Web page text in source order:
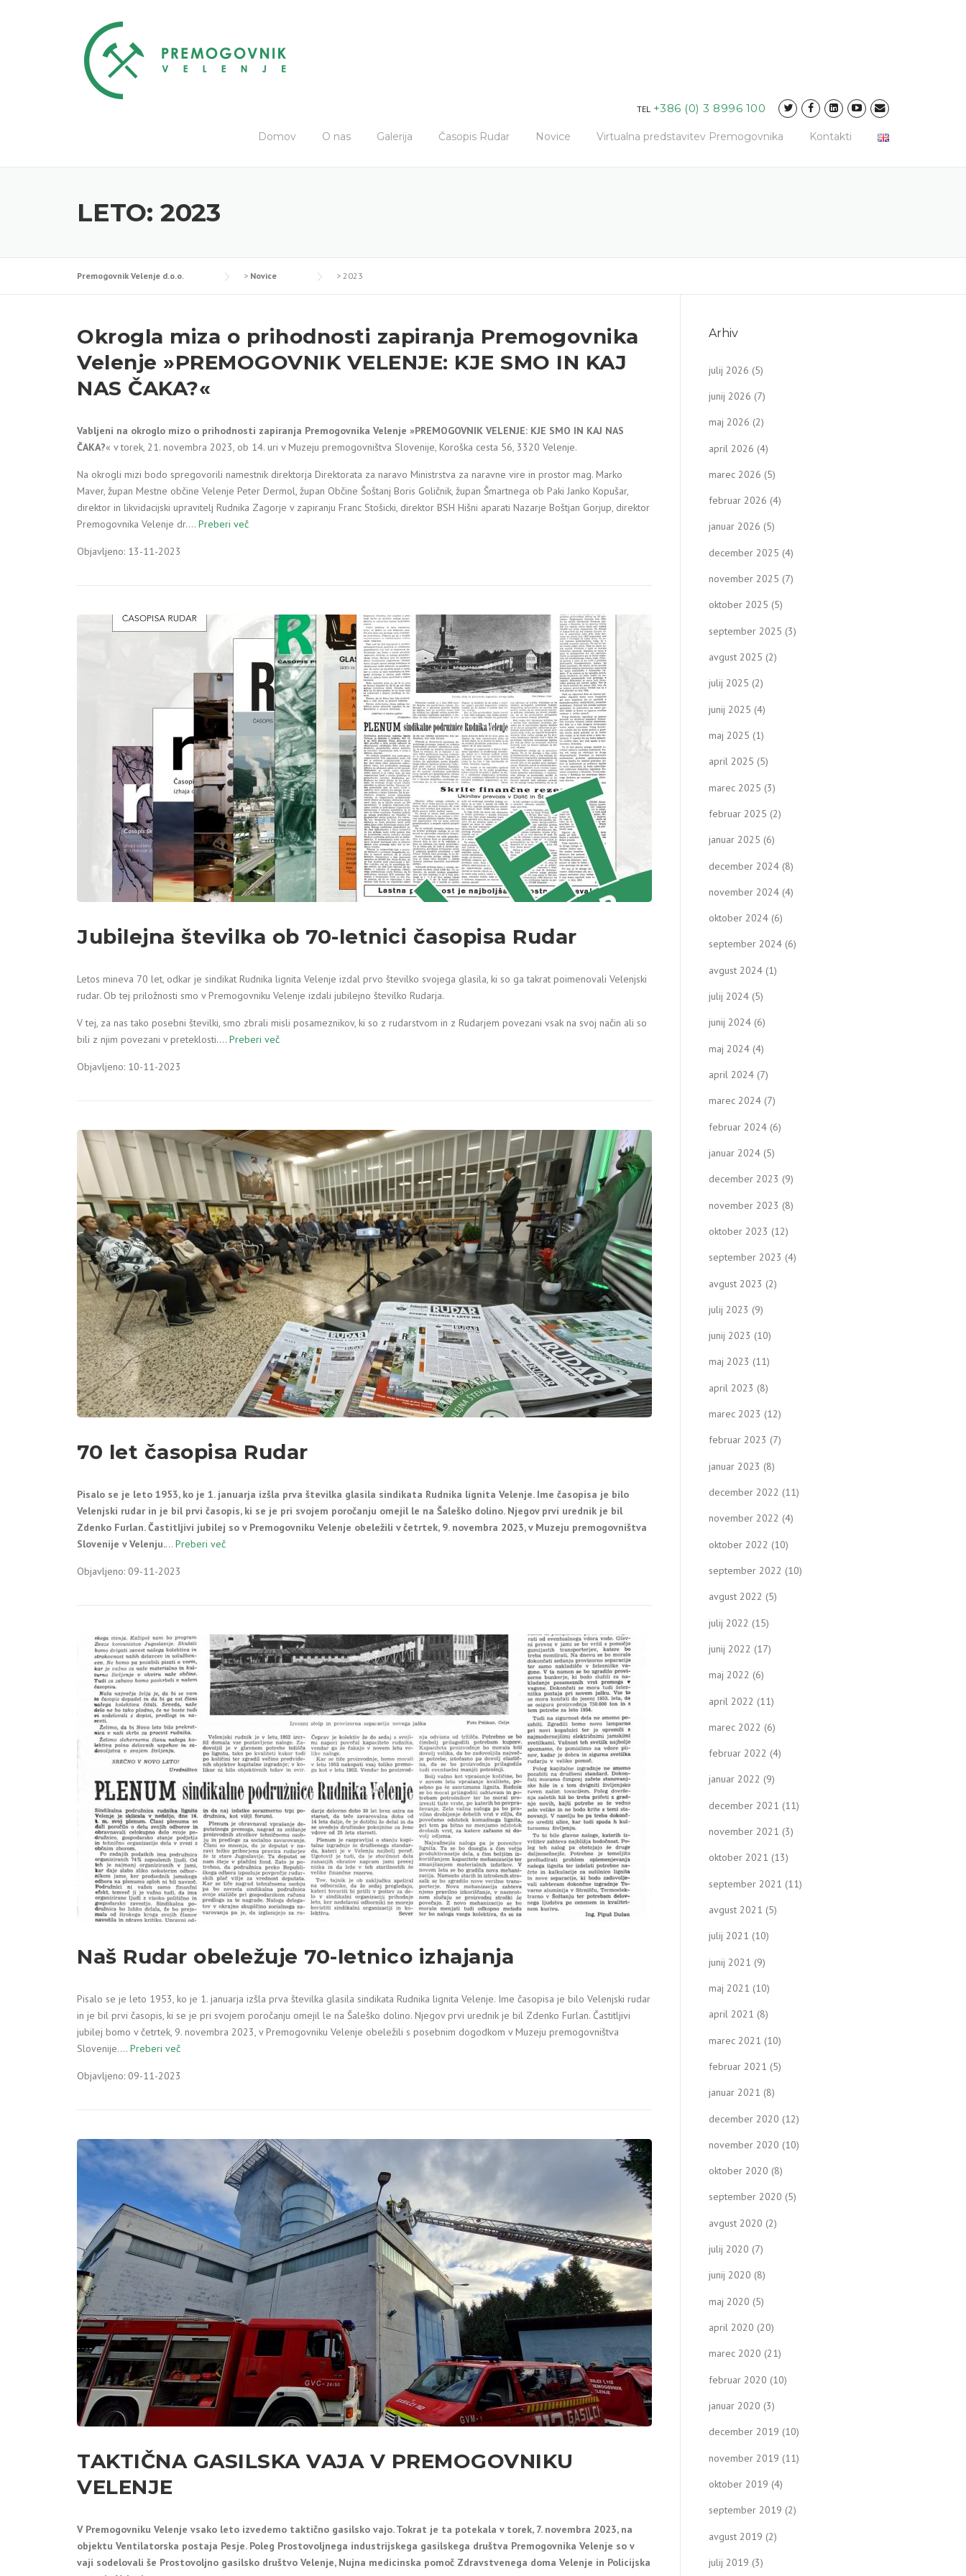
TEL +386 (0) 3 8996 100
Domov O nas Galerija Časopis Rudar Novice Virtualna predstavitev Premogovnika Kontakti
LETO: 2023
Premogovnik Velenje d.o.o. > Novice > 2023
Okrogla miza o prihodnosti zapiranja Premogovnika
Velenje »PREMOGOVNIK VELENJE: KJE SMO IN KAJ
NAS ČAKA?«
Vabljeni na okroglo mizo o prihodnosti zapiranja Premogovnika Velenje »PREMOGOVNIK VELENJE: KJE SMO IN KAJ NAS
ČAKA?« v torek, 21. novembra 2023, ob 14. uri v Muzeju premogovništva Slovenije, Koroška cesta 56, 3320 Velenje.
Na okrogli mizi bodo spregovorili namestnik direktorja Direktorata za naravo Ministrstva za naravne vire in prostor mag. Marko
Maver, župan Mestne občine Velenje Peter Dermol, župan Občine Šoštanj Boris Goličnik, župan Šmartnega ob Paki Janko Kopušar,
direktor in likvidacijski upravitelj Rudnika Zagorje v zapiranju Franc Stošicki, direktor BSH Hišni aparati Nazarje Boštjan Gorjup, direktor
Premogovnika Velenje dr.… Preberi več
Objavljeno: 13-11-2023
Jubilejna številka ob 70-letnici časopisa Rudar
Letos mineva 70 let, odkar je sindikat Rudnika lignita Velenje izdal prvo številko svojega glasila, ki so ga takrat poimenovali Velenjski
rudar. Ob tej priložnosti smo v Premogovniku Velenje izdali jubilejno številko Rudarja.
V tej, za nas tako posebni številki, smo zbrali misli posameznikov, ki so z rudarstvom in z Rudarjem povezani vsak na svoj način ali so
bili z njim povezani v preteklosti.… Preberi več
Objavljeno: 10-11-2023
70 let časopisa Rudar
Pisalo se je leto 1953, ko je 1. januarja izšla prva številka glasila sindikata Rudnika lignita Velenje. Ime časopisa je bilo
Velenjski rudar in je bil prvi časopis, ki se je pri svojem poročanju omejil le na Šaleško dolino. Njegov prvi urednik je bil
Zdenko Furlan.Častitljivi jubilej so v Premogovniku Velenje obeležili v četrtek, 9. novembra 2023, v Muzeju premogovništva
Slovenije v Velenju.… Preberi več
Objavljeno: 09-11-2023
Naš Rudar obeležuje 70-letnico izhajanja
Pisalo se je leto 1953, ko je 1. januarja izšla prva številka glasila sindikata Rudnika lignita Velenje. Ime časopisa je bilo Velenjski rudar
in je bil prvi časopis, ki se je pri svojem poročanju omejil le na Šaleško dolino. Njegov prvi urednik je bil Zdenko Furlan. Častitljivi
jubilej bomo v četrtek, 9. novembra 2023, v Premogovniku Velenje obeležili s posebnim dogodkom v Muzeju premogovništva
Slovenije.… Preberi več
Objavljeno: 09-11-2023
TAKTIČNA GASILSKA VAJA V PREMOGOVNIKU
VELENJE
V Premogovniku Velenje vsako leto izvedemo taktično gasilsko vajo. Tokrat je ta potekala v torek, 7. novembra 2023, na
objektu Ventilatorska postaja Pesje. Poleg Prostovoljnega industrijskega gasilskega društva Premogovnika Velenje so v
vaji sodelovali še Prostovoljno gasilsko društvo Velenje, Nujna medicinska pomoč Zdravstvenega doma Velenje in Policijska
Arhiv
julij 2026 (5)
junij 2026 (7)
maj 2026 (2)
april 2026 (4)
marec 2026 (5)
februar 2026 (4)
januar 2026 (5)
december 2025 (4)
november 2025 (7)
oktober 2025 (5)
september 2025 (3)
avgust 2025 (2)
julij 2025 (2)
junij 2025 (4)
maj 2025 (1)
april 2025 (5)
marec 2025 (3)
februar 2025 (2)
januar 2025 (6)
december 2024 (8)
november 2024 (4)
oktober 2024 (6)
september 2024 (6)
avgust 2024 (1)
julij 2024 (5)
junij 2024 (6)
maj 2024 (4)
april 2024 (7)
marec 2024 (7)
februar 2024 (6)
januar 2024 (5)
december 2023 (9)
november 2023 (8)
oktober 2023 (12)
september 2023 (4)
avgust 2023 (2)
julij 2023 (9)
junij 2023 (10)
maj 2023 (11)
april 2023 (8)
marec 2023 (12)
februar 2023 (7)
januar 2023 (8)
december 2022 (11)
november 2022 (4)
oktober 2022 (10)
september 2022 (10)
avgust 2022 (5)
julij 2022 (15)
junij 2022 (17)
maj 2022 (6)
april 2022 (11)
marec 2022 (6)
februar 2022 (4)
januar 2022 (9)
december 2021 (11)
november 2021 (3)
oktober 2021 (13)
september 2021 (11)
avgust 2021 (5)
julij 2021 (10)
junij 2021 (9)
maj 2021 (10)
april 2021 (8)
marec 2021 (10)
februar 2021 (5)
januar 2021 (8)
december 2020 (12)
november 2020 (10)
oktober 2020 (8)
september 2020 (5)
avgust 2020 (2)
julij 2020 (7)
junij 2020 (8)
maj 2020 (5)
april 2020 (20)
marec 2020 (21)
februar 2020 (10)
januar 2020 (3)
december 2019 (10)
november 2019 (11)
oktober 2019 (4)
september 2019 (2)
avgust 2019 (2)
julij 2019 (3)